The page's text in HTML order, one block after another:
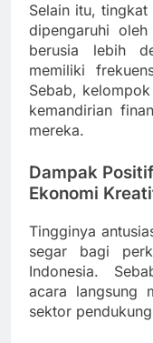
Selain itu,
dipengaruhi
berusia lebih
memiliki
Sebab,
kemandirian
mereka.
Dampak
Ekonomi
Tingginya
segar bagi
Indonesia.
acara langsung
sektor